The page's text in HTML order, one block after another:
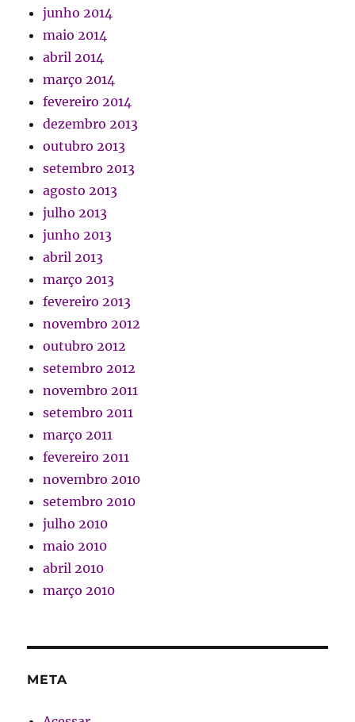
junho 2014
maio 2014
abril 2014
março 2014
fevereiro 2014
dezembro 2013
outubro 2013
setembro 2013
agosto 2013
julho 2013
junho 2013
abril 2013
março 2013
fevereiro 2013
novembro 2012
outubro 2012
setembro 2012
novembro 2011
setembro 2011
março 2011
fevereiro 2011
novembro 2010
setembro 2010
julho 2010
maio 2010
abril 2010
março 2010
META